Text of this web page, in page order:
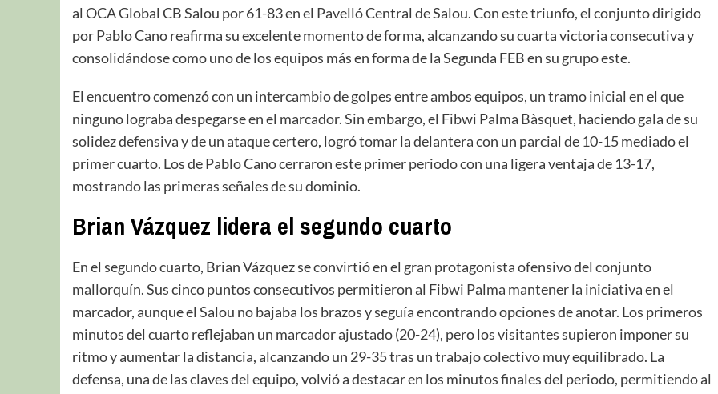
al OCA Global CB Salou por 61-83 en el Pavelló Central de Salou. Con este triunfo, el conjunto dirigido
por Pablo Cano reafirma su excelente momento de forma, alcanzando su cuarta victoria consecutiva y
consolidándose como uno de los equipos más en forma de la Segunda FEB en su grupo este.
El encuentro comenzó con un intercambio de golpes entre ambos equipos, un tramo inicial en el que
ninguno lograba despegarse en el marcador. Sin embargo, el Fibwi Palma Bàsquet, haciendo gala de su
solidez defensiva y de un ataque certero, logró tomar la delantera con un parcial de 10-15 mediado el
primer cuarto. Los de Pablo Cano cerraron este primer periodo con una ligera ventaja de 13-17,
mostrando las primeras señales de su dominio.
Brian Vázquez lidera el segundo cuarto
En el segundo cuarto, Brian Vázquez se convirtió en el gran protagonista ofensivo del conjunto
mallorquín. Sus cinco puntos consecutivos permitieron al Fibwi Palma mantener la iniciativa en el
marcador, aunque el Salou no bajaba los brazos y seguía encontrando opciones de anotar. Los primeros
minutos del cuarto reflejaban un marcador ajustado (20-24), pero los visitantes supieron imponer su
ritmo y aumentar la distancia, alcanzando un 29-35 tras un trabajo colectivo muy equilibrado. La
defensa, una de las claves del equipo, volvió a destacar en los minutos finales del periodo, permitiendo al